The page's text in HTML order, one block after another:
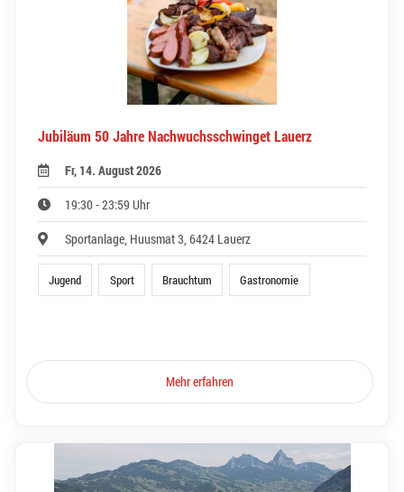
Jubiläum 50 Jahre Nachwuchsschwinget Lauerz
Fr, 14. August 2026
19:30 - 23:59 Uhr
Sportanlage, Huusmat 3, 6424 Lauerz
Jugend Sport Brauchtum Gastronomie
Mehr erfahren